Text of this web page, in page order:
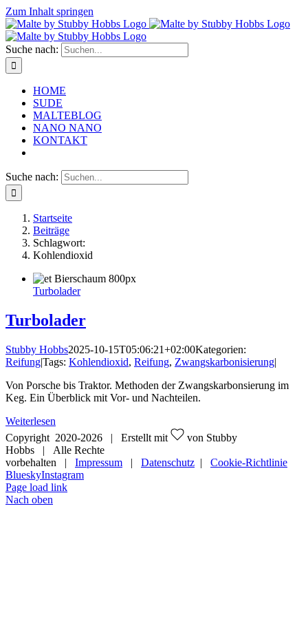
Zum Inhalt springen
Suche nach:
HOME
SUDE
MALTEBLOG
NANO NANO
KONTAKT
Suche nach:
Startseite
Beiträge
Schlagwort:
Kohlendioxid
Turbolader
Turbolader
Stubby Hobbs2025-10-15T05:06:21+02:00Kategorien:
Reifung|Tags: Kohlendioxid, Reifung, Zwangskarbonisierung|
Von Porsche bis Traktor. Methoden der Zwangskarbonsierung im
Keg. Ein Überblick mit Vor- und Nachteilen.
Weiterlesen
Copyright 2020-2026 | Erstellt mit
von Stubby
Hobbs | Alle Rechte
vorbehalten | Impressum | Datenschutz | Cookie-Richtlinie
BlueskyInstagram
Page load link
Nach oben